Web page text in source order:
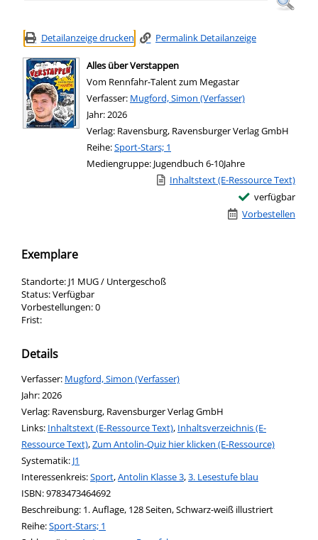
Detailanzeige drucken Permalink Detailanzeige
Alles über Verstappen
Vom Rennfahr-Talent zum Megastar
Verfasser: Suche nach diesem Verfasser
Mugford, Simon (Verfasser)
Jahr:2026
Verlag: Ravensburg, Ravensburger Verlag GmbH
Reihe:Sport-Stars; 1
Mediengruppe: Jugendbuch 6-10Jahre
Link zu einem externen Medieninhalt
Inhaltstext (E-Ressource Text)
verfügbar
Vorbestellen
Exemplare
Standorte: J1 MUG / Untergeschoß
Status:Verfügbar
Vorbestellungen:0
Frist:
Details
Verfasser: Suche nach diesem Verfasser
Mugford, Simon (Verfasser)
Jahr:2026
Verlag: Ravensburg, Ravensburger Verlag GmbH
opens in new tab
Links: Diesen Link in neuem Tab öffnen
Inhaltstext (E-Ressource Text), Inhaltsverzeichnis (E-
Ressource Text),Zum Antolin-Quiz hier klicken (E-Ressource)
Systematik: Suche nach dieser Systematik
J1
Interessenkreis:Suche nach diesem Interessenskreis
Sport,Antolin Klasse 3,3. Lesestufe blau
ISBN:9783473464692
Beschreibung: 1. Auflage, 128 Seiten, Schwarz-weiß illustriert
Reihe:Sport-Stars; 1